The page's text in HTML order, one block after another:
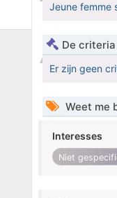
Jeune femme
De
Er zijn geen
Weet me
Interesses
Niet